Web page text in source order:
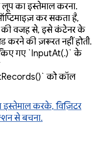
लूप का इस्तेमाल करना.
कर सकता है,
वजह से, इसे कंटेनर के
करने की ज़रूरत नहीं होती.
गए `InputAt(.)` के
को कॉल
करके, विज़िटर
से बचना.